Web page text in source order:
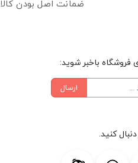
ضمانت اصل بودن کالا
باخبر شوید:
ارسال
کنید.